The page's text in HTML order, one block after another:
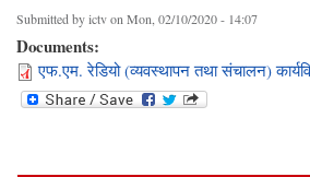
Submitted byictvon Mon, 02/10/2020 - 14:07
Documents:
एफ.एम. रेडियो (व्यवस्थापन तथा संचालन)